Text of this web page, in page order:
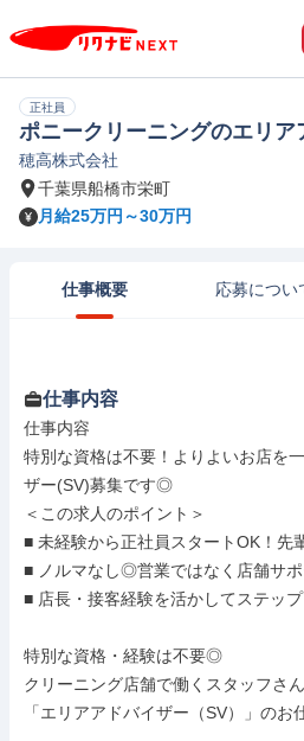
正社員
ポニークリーニングのエリア
穂高株式会社
千葉県船橋市栄町
月給25万円～30万円
仕事概要 応募につい
仕事内容
仕事内容
特別な資格は不要！よりよいお店を
ザー(SV)募集です◎
＜この求人のポイント＞
■ 未経験から正社員スタートOK！先
■ ノルマなし◎営業ではなく店舗サ
■ 店長・接客経験を活かしてステッ
特別な資格・経験は不要◎
クリーニング店舗で働くスタッフさ
「エリアアドバイザー（SV）」のお